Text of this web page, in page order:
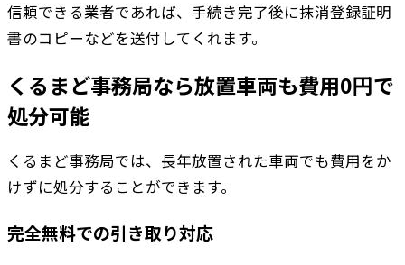
信頼できる業者であれば、手続き完了後に抹消登録証明
書のコピーなどを送付してくれます。
くるまど事務局なら放置車両も費用0円で
処分可能
くるまど事務局では、長年放置された車両でも費用をか
けずに処分することができます。
完全無料での引き取り対応